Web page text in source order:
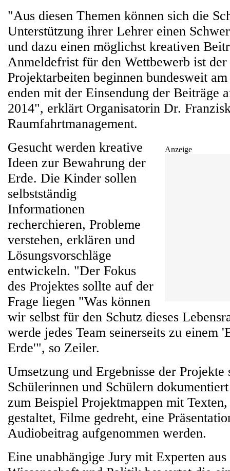
"Aus diesen Themen können sich die
Unterstützung ihrer Lehrer einen
und dazu einen möglichst kreativen
Anmeldefrist für den Wettbewerb ist
Projektarbeiten beginnen bundesweit
enden mit der Einsendung der Beiträge
2014", erklärt Organisatorin Dr.
Raumfahrtmanagement.
Anzeige
Gesucht werden kreative
Ideen zur Bewahrung der
Erde. Die Kinder sollen
selbstständig
Informationen
recherchieren, Probleme
verstehen, erklären und
Lösungsvorschläge
entwickeln. "Der Fokus
des Projektes sollte auf der
Frage liegen "Was können
wir selbst für den Schutz dieses
werde jedes Team seinerseits zu einem
Erde'", so Zeiler.
Umsetzung und Ergebnisse der Projekte
Schülerinnen und Schülern
zum Beispiel Projektmappen mit
gestaltet, Filme gedreht, eine
Audiobeitrag aufgenommen werden.
Eine unabhängige Jury mit Experten